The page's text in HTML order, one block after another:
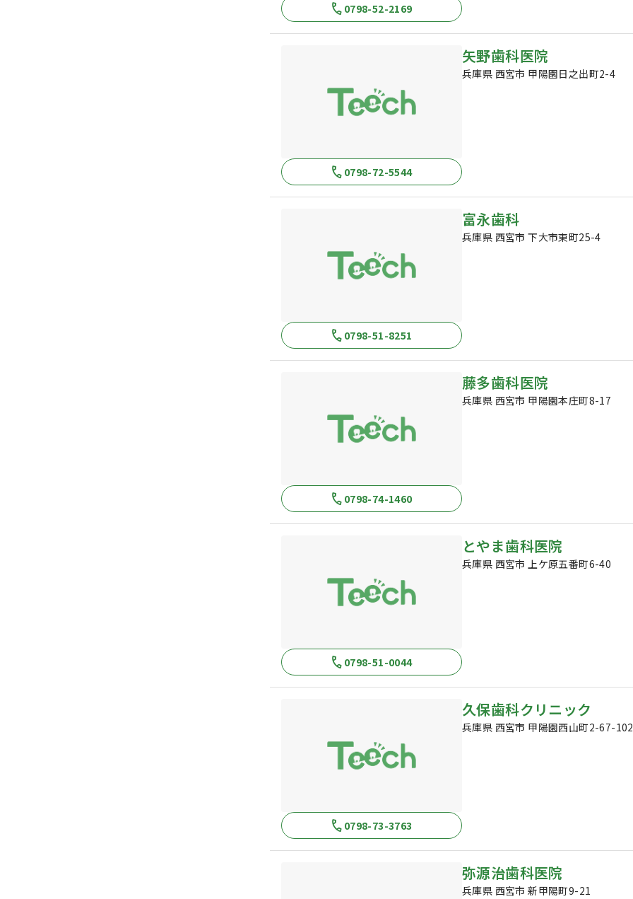
0798-52-2169
0798-72-5544
矢野歯科医院
兵庫県 西宮市 甲陽園日之出町2-4
0798-51-8251
富永歯科
兵庫県 西宮市 下大市東町25-4
0798-74-1460
藤多歯科医院
兵庫県 西宮市 甲陽園本庄町8-17
0798-51-0044
とやま歯科医院
兵庫県 西宮市 上ケ原五番町6-40
0798-73-3763
久保歯科クリニック
兵庫県 西宮市 甲陽園西山町2-67-102
弥源治歯科医院
兵庫県 西宮市 新甲陽町9-21